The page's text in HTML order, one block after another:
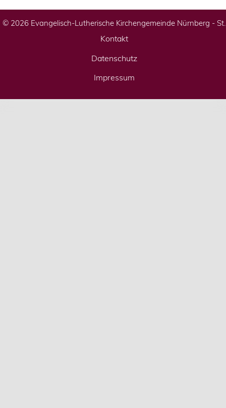
© 2026 Evangelisch-Lutherische Kirchengemeinde Nürnberg -
Kontakt
Datenschutz
Impressum